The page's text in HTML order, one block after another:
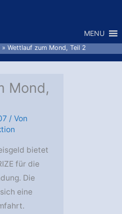
MENU
Wettlauf zum Mond, Teil 2
Mond,
/ Von
bietet
für die
Die
eine